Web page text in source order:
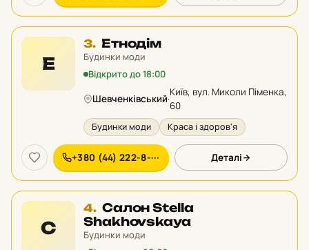
Е
3. Місце
3
у
рейтингу:
Етнодім
Будинки моди
Відкрито до 18:00
Шевченківський·
Київ, вул. Миколи Піменка,
60
Будинки моди Краса і здоров'я
+380 (44) 222-8-··· Деталі
С
4. Місце
4
у
Салон Stella
Shakhovskaya
Будинки моди